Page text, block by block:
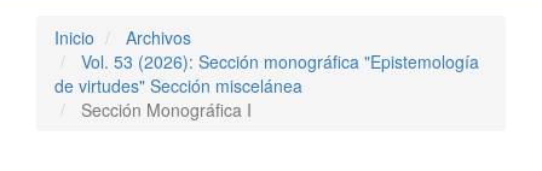
Inicio
Archivos
Vol. 53 (2026): Sección monográfica "Epistemología
de virtudes" Sección miscelánea
Sección Monográfica I